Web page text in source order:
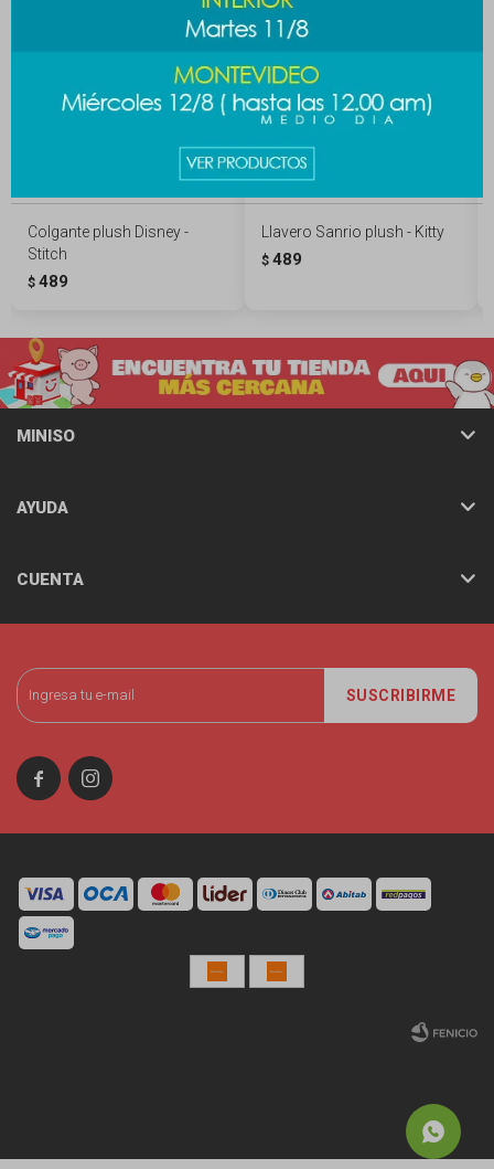
Colgante plush Disney -
Stitch
$ 489
Llavero Sanrio plush - Kitty
$ 489
SUSCRIBIRME
 
MINISO
AYUDA
CUENTA